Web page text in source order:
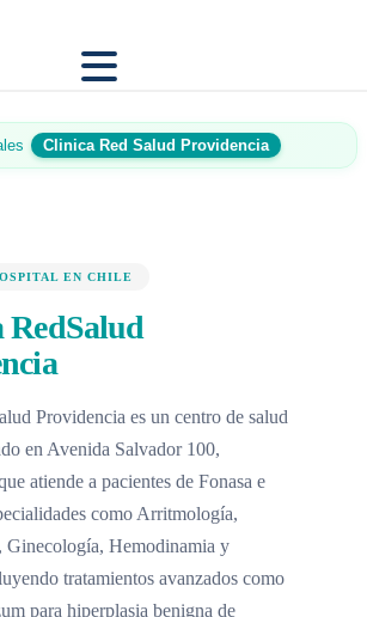
Clinica Red Salud Providencia
EN CHILE
RedSalud
Providencia es un centro de salud
en Avenida Salvador 100,
atiende a pacientes de Fonasa e
como Arritmología,
Ginecología, Hemodinamia y
tratamientos avanzados como
para hiperplasia benigna de